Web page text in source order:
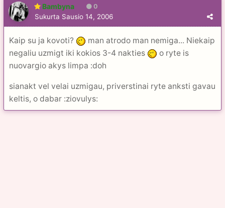
Bambyna 0
Sukurta Sausio 14, 2006
Kaip su ja kovoti?
man atrodo man nemiga... Niekaip
negaliu uzmigt iki kokios 3-4 nakties
o ryte is
nuovargio akys limpa :doh
sianakt vel velai uzmigau, priverstinai ryte anksti gavau
keltis, o dabar :ziovulys: